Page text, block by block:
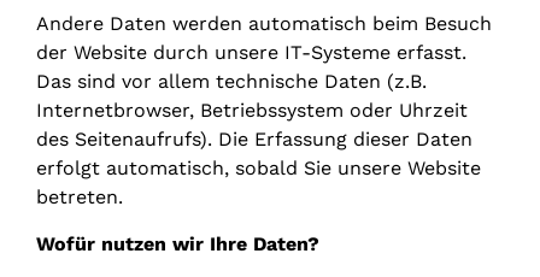
Andere Daten werden automatisch beim Besuch
der Website durch unsere IT-Systeme erfasst.
Das sind vor allem technische Daten (z.B.
Internetbrowser, Betriebssystem oder Uhrzeit
des Seitenaufrufs). Die Erfassung dieser Daten
erfolgt automatisch, sobald Sie unsere Website
betreten.
Wofür nutzen wir Ihre Daten?